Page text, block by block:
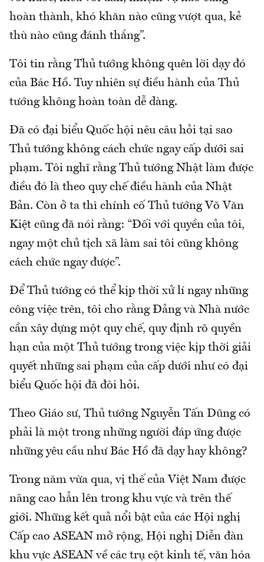
hoàn thành, khó khăn nào cũng vượt qua, kẻ
thù nào cũng đánh thắng”.
Tôi tin rằng Thủ tướng không quên lời dạy đó
của Bác Hồ. Tuy nhiên sự điều hành của Thủ
tướng không hoàn toàn dễ dàng.
Đã có đại biểu Quốc hội nêu câu hỏi tại sao
Thủ tướng không cách chức ngay cấp dưới sai
phạm. Tôi nghĩ rằng Thủ tướng Nhật làm được
điều đó là theo quy chế điều hành của Nhật
Bản. Còn ở ta thì chính cố Thủ tướng Võ Văn
Kiệt cũng đã nói rằng: “Đối với quyền của tôi,
ngay một chủ tịch xã làm sai tôi cũng không
cách chức ngay được”.
Để Thủ tướng có thể kịp thời xử lí ngay những
công việc trên, tôi cho rằng Đảng và Nhà nước
cần xây dựng một quy chế, quy định rõ quyền
hạn của một Thủ tướng trong việc kịp thời giải
quyết những sai phạm của cấp dưới như có đại
biểu Quốc hội đã đòi hỏi.
Theo Giáo sư, Thủ tướng Nguyễn Tấn Dũng có
phải là một trong những người đáp ứng được
những yêu cầu như Bác Hồ đã dạy hay không?
Trong năm vừa qua, vị thế của Việt Nam được
nâng cao hẳn lên trong khu vực và trên thế
giới. Những kết quả nổi bật của các Hội nghị
Cấp cao ASEAN mở rộng, Hội nghị Diễn đàn
khu vực ASEAN về các trụ cột kinh tế, văn hóa